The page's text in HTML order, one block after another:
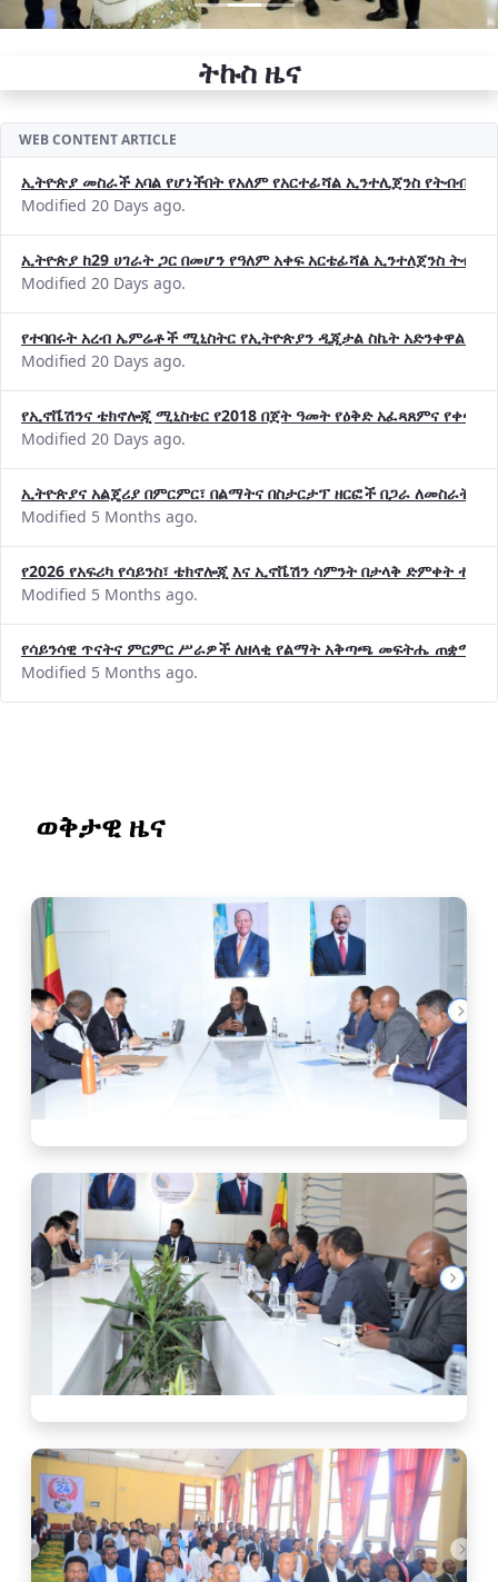
ትኩስ ዜና
WEB CONTENT ARTICLE
ኢትዮጵያ መስራች አባል የሆነችበት የአለም የአርተፊሻል ኢንተሊጀንስ የትብብር
Modified 20 Days ago.
ኢትዮጵያ ከ29 ሀገራት ጋር በመሆን የዓለም አቀፍ አርቴፊሻል ኢንተለጀንስ
Modified 20 Days ago.
የተባበሩት አረብ ኤምሬቶች ሚኒስትር የኢትዮጵያን ዲጂታል ስኬት አድንቀዋል
Modified 20 Days ago.
የኢኖቬሽንና ቴክኖሎጂ ሚኒስቴር የ2018 በጀት ዓመት የዕቅድ አፈጻጸምና
Modified 20 Days ago.
ኢትዮጵያና አልጄሪያ በምርምር፣ በልማትና በስታርታፕ ዘርፎች በጋራ ለመስራት
Modified 5 Months ago.
የ2026 የአፍሪካ የሳይንስ፣ ቴክኖሎጂ እና ኢኖቬሽን ሳምንት በታላቅ ድምቀት
Modified 5 Months ago.
የሳይንሳዊ ጥናትና ምርምር ሥራዎች ለዘላቂ የልማት አቅጣጫ መፍትሔ ጠቋሚ
Modified 5 Months ago.
ወቅታዊ ዜና